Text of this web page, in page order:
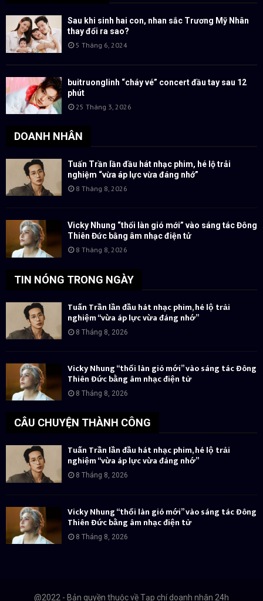
Sau khi sinh hai con, nhan sắc Trương Mỹ Nhân
thay đổi ra sao?
5 Tháng 6, 2024
buitruonglinh “cháy vé” concert đầu tay sau 12
phút
25 Tháng 3, 2026
DOANH NHÂN
Tuấn Trần lần đầu hát nhạc phim, hé lộ trải
nghiệm “vừa áp lực vừa đáng nhớ”
8 Tháng 8, 2026
Vicky Nhung “thổi làn gió mới” vào sáng tác Đông
Thiên Đức bằng âm nhạc điện tử
8 Tháng 8, 2026
TIN NÓNG TRONG NGÀY
Tuấn Trần lần đầu hát nhạc phim, hé lộ trải
nghiệm “vừa áp lực vừa đáng nhớ”
8 Tháng 8, 2026
Vicky Nhung “thổi làn gió mới” vào sáng tác Đông
Thiên Đức bằng âm nhạc điện tử
8 Tháng 8, 2026
CÂU CHUYỆN THÀNH CÔNG
Tuấn Trần lần đầu hát nhạc phim, hé lộ trải
nghiệm “vừa áp lực vừa đáng nhớ”
8 Tháng 8, 2026
Vicky Nhung “thổi làn gió mới” vào sáng tác Đông
Thiên Đức bằng âm nhạc điện tử
8 Tháng 8, 2026
@2022 - Bản quyền thuộc về Tạp chí doanh nhân 24h